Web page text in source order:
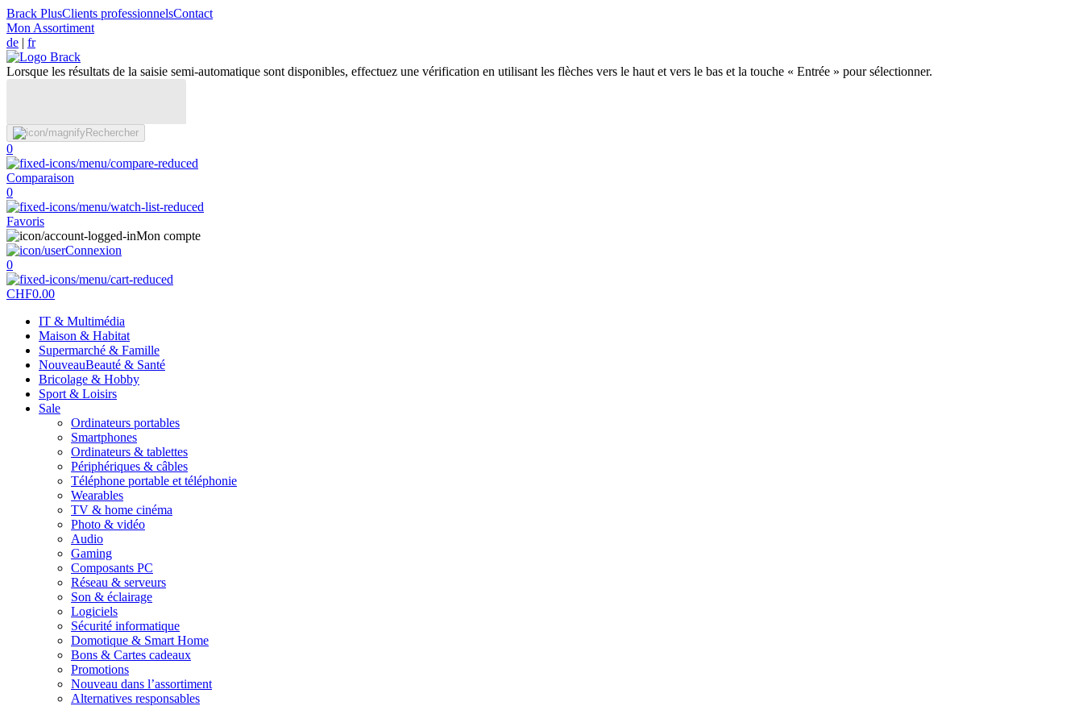
Brack PlusClients professionnelsContact
Mon Assortiment
de | fr
Lorsque les résultats de la saisie semi-automatique sont disponibles, effectuez une vérification en utilisant les flèches vers le haut et vers le bas et la touche « Entrée » pour sélectionner.
Rechercher
0
Comparaison
0
Favoris
Mon compte
Connexion
0
CHF0.00
IT & Multimédia
Maison & Habitat
Supermarché & Famille
NouveauBeauté & Santé
Bricolage & Hobby
Sport & Loisirs
Sale
Ordinateurs portables
Smartphones
Ordinateurs & tablettes
Périphériques & câbles
Téléphone portable et téléphonie
Wearables
TV & home cinéma
Photo & vidéo
Audio
Gaming
Composants PC
Réseau & serveurs
Son & éclairage
Logiciels
Sécurité informatique
Domotique & Smart Home
Bons & Cartes cadeaux
Promotions
Nouveau dans l’assortiment
Alternatives responsables